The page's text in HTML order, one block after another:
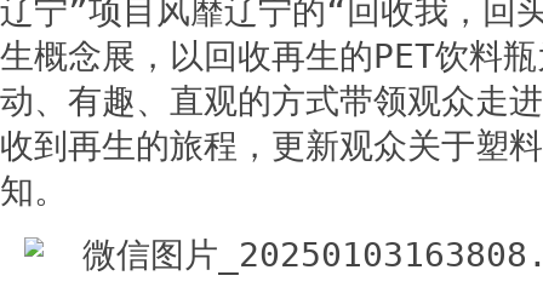
辽宁”项目风靡辽宁的“回收我，回
生概念展，以回收再生的PET饮料
动、有趣、直观的方式带领观众走
收到再生的旅程，更新观众关于塑
知。